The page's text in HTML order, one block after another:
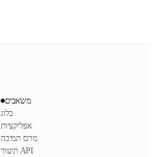
משאבים
בלוג
אפליקציות
מרכז תמיכה
תיעוד API